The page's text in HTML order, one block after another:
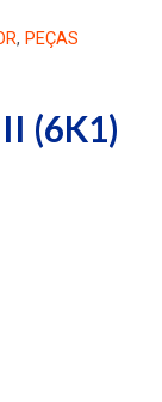
, PEÇAS
(6K1)